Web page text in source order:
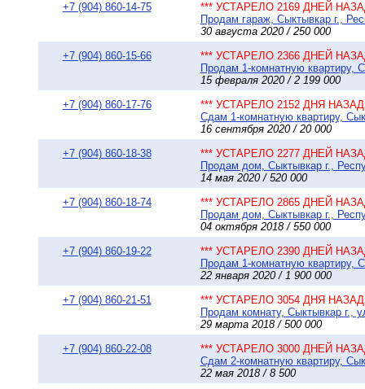
+7 (904) 860-14-75
*** УСТАРЕЛО 2169 ДНЕЙ
Продам гараж, Сыктывкар г.,
30 августа 2020 / 250 000
+7 (904) 860-15-66
*** УСТАРЕЛО 2366 ДНЕЙ
Продам 1-комнатную квартиру,
15 февраля 2020 / 2 199 000
+7 (904) 860-17-76
*** УСТАРЕЛО 2152 ДНЯ НАЗАД
Сдам 1-комнатную квартиру,
16 сентября 2020 / 20 000
+7 (904) 860-18-38
*** УСТАРЕЛО 2277 ДНЕЙ
Продам дом, Сыктывкар г.,
14 мая 2020 / 520 000
+7 (904) 860-18-74
*** УСТАРЕЛО 2865 ДНЕЙ
Продам дом, Сыктывкар г.,
04 октября 2018 / 550 000
+7 (904) 860-19-22
*** УСТАРЕЛО 2390 ДНЕЙ
Продам 1-комнатную квартиру,
22 января 2020 / 1 900 000
+7 (904) 860-21-51
*** УСТАРЕЛО 3054 ДНЯ НАЗАД
Продам комнату, Сыктывкар г.,
29 марта 2018 / 500 000
+7 (904) 860-22-08
*** УСТАРЕЛО 3000 ДНЕЙ
Сдам 2-комнатную квартиру,
22 мая 2018 / 8 500